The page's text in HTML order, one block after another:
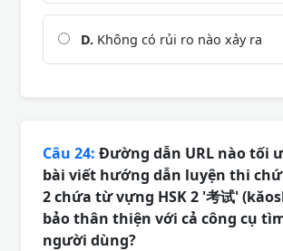
D. Không có rủi ro nào xảy ra
Câu 24: Đường dẫn URL nào tối
bài viết hướng dẫn luyện thi
2 chứa từ vựng HSK 2 '考试'
bảo thân thiện với cả công cụ
người dùng?